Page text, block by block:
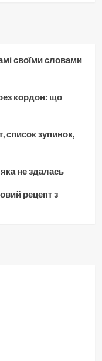
своїми словами
кордон: що
список зупинок,
не здалась
рецепт з